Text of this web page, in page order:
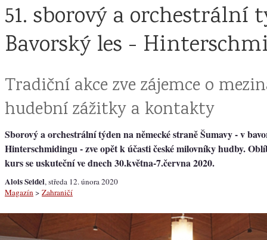
51. sborový a orchestrální
Bavorský les -
Tradiční akce zve zájemce o
hudební zážitky a kontakty
Sborový a orchestrální týden na německé straně Šumavy - v
Hinterschmidingu - zve opět k účasti české milovníky hudby.
kurs se uskuteční ve dnech 30.května-7.června 2020.
Alois Seidel, středa 12. února 2020
Magazín > Zahraničí